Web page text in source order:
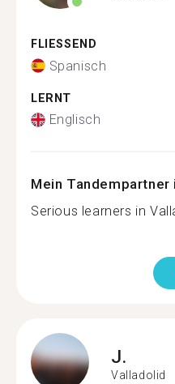
FLIESSEND
Spanisch
LERNT
Englisch
Mein Tandempartner
Serious learners in
J.
Valladolid